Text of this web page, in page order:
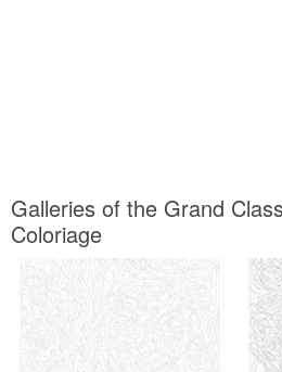
Galleries of the Grand
Coloriage